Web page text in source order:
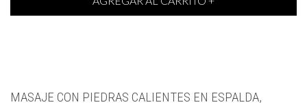
MASAJE CON PIEDRAS CALIENTES EN ESPALDA,